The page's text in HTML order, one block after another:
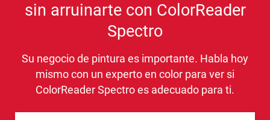
sin arruinarte con ColorReader
Spectro
Su negocio de pintura es importante. Habla hoy
mismo con un experto en color para ver si
ColorReader Spectro es adecuado para ti.